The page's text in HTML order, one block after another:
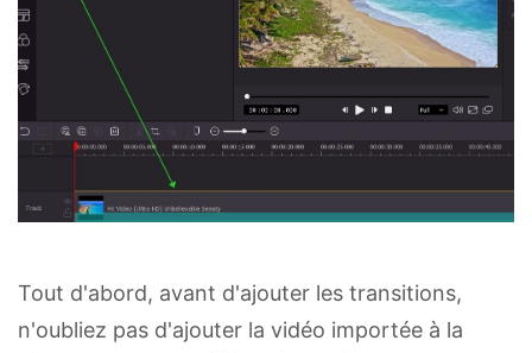
Tout d'abord, avant d'ajouter les transitions,
n'oubliez pas d'ajouter la vidéo importée à la